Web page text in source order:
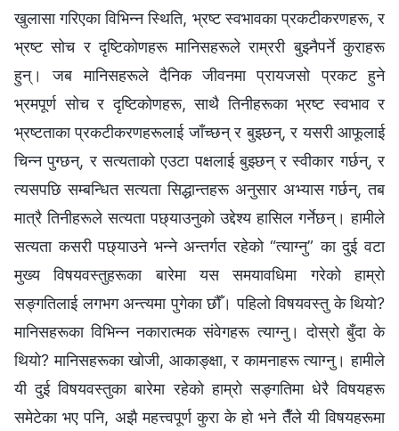
खुलासा गरिएका विभिन्‍न स्थिति, भ्रष्ट स्वभावका प्रकटीकरणहरू, र
भ्रष्ट सोच र दृष्टिकोणहरू मानिसहरूले राम्ररी बुझ्नैपर्ने कुराहरू
हुन्। जब मानिसहरूले दैनिक जीवनमा प्रायजसो प्रकट हुने
भ्रमपूर्ण सोच र दृष्टिकोणहरू, साथै तिनीहरूका भ्रष्ट स्वभाव र
भ्रष्टताका प्रकटीकरणहरूलाई जाँच्छन् र बुझ्छन्, र यसरी आफूलाई
चिन्न पुग्छन्, र सत्यताको एउटा पक्षलाई बुझ्छन् र स्वीकार गर्छन्, र
त्यसपछि सम्बन्धित सत्यता सिद्धान्तहरू अनुसार अभ्यास गर्छन्, तब
मात्रै तिनीहरूले सत्यता पछ्याउनुको उद्देश्य हासिल गर्नेछन्। हामीले
सत्यता कसरी पछ्याउने भन्‍ने अन्तर्गत रहेको “त्याग्‍नु” का दुई वटा
मुख्य विषयवस्तुहरूका बारेमा यस समयावधिमा गरेको हाम्रो
सङ्गतिलाई लगभग अन्त्यमा पुगेका छौँ। पहिलो विषयवस्तु के थियो?
मानिसहरूका विभिन्‍न नकारात्मक संवेगहरू त्याग्‍नु। दोस्रो बुँदा के
थियो? मानिसहरूका खोजी, आकाङ्क्षा, र कामनाहरू त्याग्‍नु। हामीले
यी दुई विषयवस्तुका बारेमा रहेको हाम्रो सङ्गतिमा धेरै विषयहरू
समेटेका भए पनि, अझै महत्त्वपूर्ण कुरा के हो भने तैँले यी विषयहरूमा